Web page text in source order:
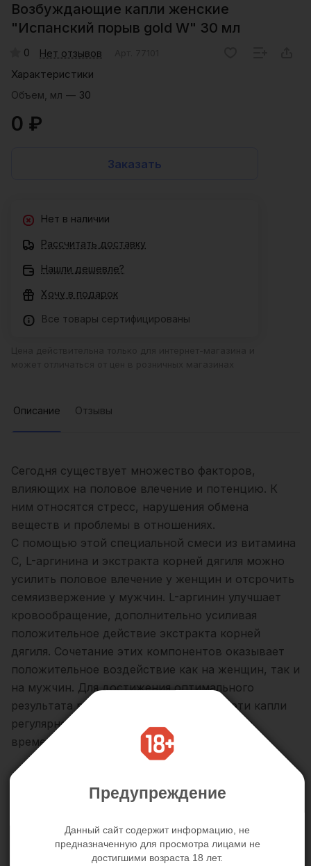
Возбуждающие капли женские
"Испанский порыв gold W" 30 мл
0 Нет отзывов
Характеристики
Объем, мл — 30
0 ₽
Заказать
Нет в наличии
Рассчитать доставку
Нашли дешевле?
Хочу в подарок
Все товары сертифицированы
Описание Отзывы
Сегодня существует множество факторов,
влияющих на половое влечение и потенцию. К
ним относятся стресс, нарушения обмена
веществ и проблемы в отношениях.
С помощью этой специальной смеси из витамина
С, L-аргинина и экстракта корней дягиля можно
усилить половое влечение у женщин и отсрочить
семяизвержение у мужчин. L-аргинин улучшает
кровообращение, дополнительно усиливая
положительное действие экстракта корней
дягиля. Сочетание этих компонентов оказывает
положительное воздействие как на женщин, так и
на мужчин. Для достижения оптимального
результата рекомендуется принимать эти капли
регулярно в течение длительного периода
времени.
Состав:
Этиловый спирт (5%), аскорбиновая кислота,
глицерин, подкислитель: лимонная кислота,
консерват: бензоат натрия и сорбат калия), L-
Предупреждение
Данный сайт содержит информацию, не
предназначенную для просмотра лицами не
достигшими возраста 18 лет.